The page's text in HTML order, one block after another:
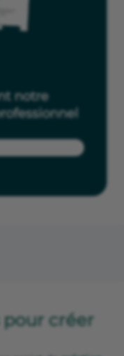
notre
pour créer